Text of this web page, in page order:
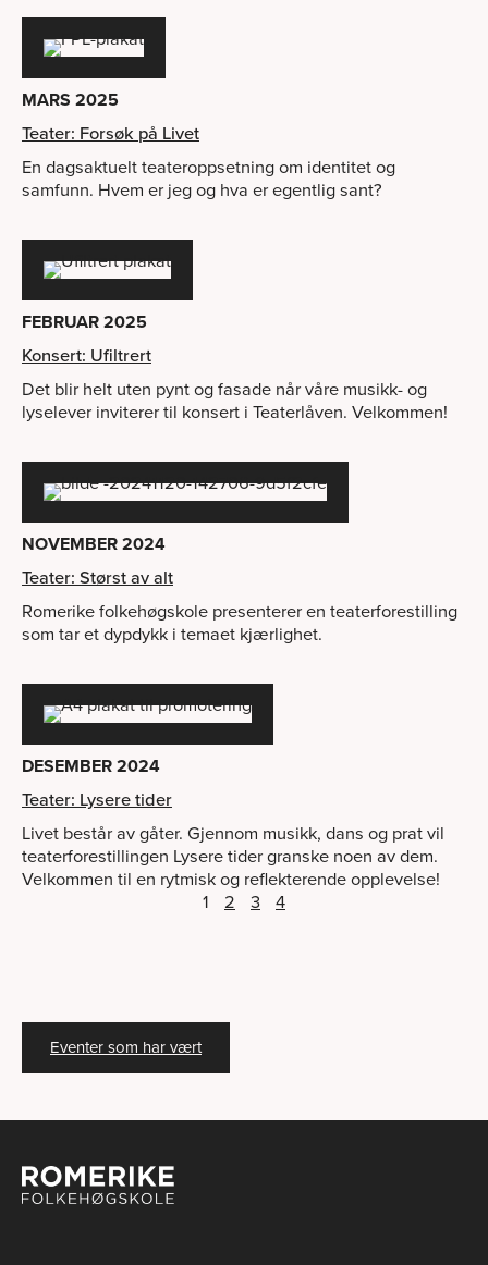
MARS 2025
Teater: Forsøk på Livet
En dagsaktuelt teateroppsetning om identitet og
samfunn. Hvem er jeg og hva er egentlig sant?
FEBRUAR 2025
Konsert: Ufiltrert
Det blir helt uten pynt og fasade når våre musikk- og
lyselever inviterer til konsert i Teaterlåven. Velkommen!
NOVEMBER 2024
Teater: Størst av alt
Romerike folkehøgskole presenterer en teaterforestilling
som tar et dypdykk i temaet kjærlighet.
DESEMBER 2024
Teater: Lysere tider
Livet består av gåter. Gjennom musikk, dans og prat vil
teaterforestillingen Lysere tider granske noen av dem.
Velkommen til en rytmisk og reflekterende opplevelse!
1 2 3 4
Eventer som har vært